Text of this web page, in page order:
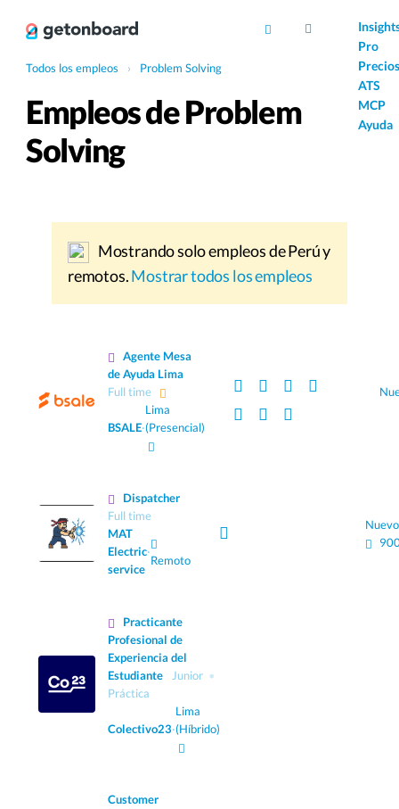
Pro
Precios
ATS
MCP
Ayuda
Todos los empleos › Problem Solving
Empleos de Problem
Solving
Mostrando solo empleos de Perú y
remotos.Mostrar todos los empleos
Agente Mesa
de Ayuda Lima
Full time
BSALE·
Lima
(Presencial)
Dispatcher
Full time
MAT
Electric
service
·
Remoto
Nuevo
Practicante
Profesional de
Experiencia del
Estudiante
Junior
Práctica
Colectivo23·
Lima
(Híbrido)
Customer